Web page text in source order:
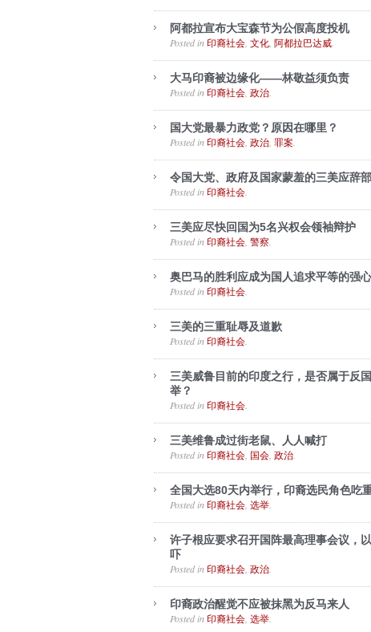
阿都拉宣布大宝森节为公假高度投机
Posted in 印裔社会 文化 阿都拉巴达威
大马印裔被边缘化——林敬益须负责
Posted in 印裔社会 政治
国大党最暴力政党？原因在哪里？
Posted in 印裔社会 政治 罪案
令国大党、政府及国家蒙羞的三美应辞
Posted in 印裔社会
三美应尽快回国为5名兴权会领袖辩护
Posted in 印裔社会 警察
奥巴马的胜利应成为国人追求平等的强
Posted in 印裔社会
三美的三重耻辱及道歉
Posted in 印裔社会
三美威鲁目前的印度之行，是否属于反
举？
Posted in 印裔社会
三美维鲁成过街老鼠、人人喊打
Posted in 印裔社会 国会 政治
全国大选80天内举行，印裔选民角色吃
Posted in 印裔社会 选举
许子根应要求召开国阵最高理事会议，
吓
Posted in 印裔社会 政治
印裔政治醒觉不应被抹黑为反马来人
Posted in 印裔社会 选举